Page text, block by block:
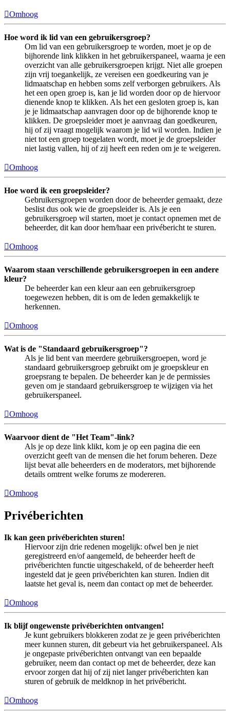
Omhoog
Hoe word ik lid van een gebruikersgroep?
Om lid van een gebruikersgroep te worden, moet je op de
bijhorende link klikken in het gebruikerspaneel, waarna je een
overzicht van alle gebruikersgroepen krijgt. Niet alle groepen
zijn vrij toegankelijk, ze vereisen een goedkeuring van je
lidmaatschap en hebben soms zelf verborgen gebruikers. Als
het een open groep is, kan je lid worden door op de hiervoor
dienende knop te klikken. Als het een gesloten groep is, kan
je je lidmaatschap aanvragen door op de bijhorende knop te
klikken. De groepsleider moet je aanvraag dan goedkeuren,
hij of zij vraagt mogelijk waarom je lid wil worden. Indien je
niet tot een groep toegelaten wordt, moet je de groepsleider
niet lastig vallen, hij of zij heeft een reden om je te weigeren.
Omhoog
Hoe word ik een groepsleider?
Gebruikersgroepen worden door de beheerder gemaakt, deze
beslist dus ook wie de groepsleider is. Als je een
gebruikersgroep wil starten, moet je contact opnemen met de
beheerder, dit kan door hem/haar een privébericht te sturen.
Omhoog
Waarom staan verschillende gebruikersgroepen in een andere
kleur?
De beheerder kan een kleur aan een gebruikersgroep
toegewezen hebben, dit is om de leden gemakkelijk te
herkennen.
Omhoog
Wat is de "Standaard gebruikersgroep"?
Als je lid bent van meerdere gebruikersgroepen, word je
standaard gebruikersgroep gebruikt om je groepskleur en
groepsrang te bepalen. De beheerder kan je de permissies
geven om je standaard gebruikersgroep te wijzigen via het
gebruikerspaneel.
Omhoog
Waarvoor dient de "Het Team"-link?
Als je op deze link klikt, kom je op een pagina die een
overzicht geeft van de mensen die het forum beheren. Deze
lijst bevat alle beheerders en de moderators, met bijhorende
details omtrent welke forums ze modereren.
Omhoog
Privéberichten
Ik kan geen privéberichten sturen!
Hiervoor zijn drie redenen mogelijk: ofwel ben je niet
geregistreerd en/of aangemeld, de beheerder heeft de
privéberichten functie uitgeschakeld, of de beheerder heeft
ingesteld dat je geen privéberichten kan sturen. Indien dit
laatste het geval is, neem dan contact op met de beheerder.
Omhoog
Ik blijf ongewenste privéberichten ontvangen!
Je kunt gebruikers blokkeren zodat ze je geen privéberichten
meer kunnen sturen, dit gebeurt via het gebruikerspaneel. Als
je ongepaste privéberichten ontvangt van een bepaalde
gebruiker, neem dan contact op met de beheerder, deze kan
ervoor zorgen dat hij of zij niet langer privéberichten kan
sturen of gebruik de meldknop in het privébericht.
Omhoog